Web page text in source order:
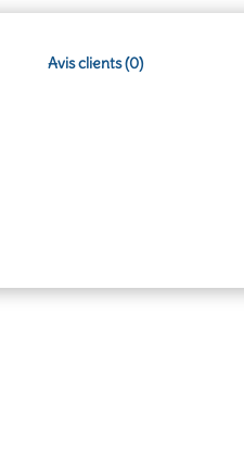
Avis clients (0)